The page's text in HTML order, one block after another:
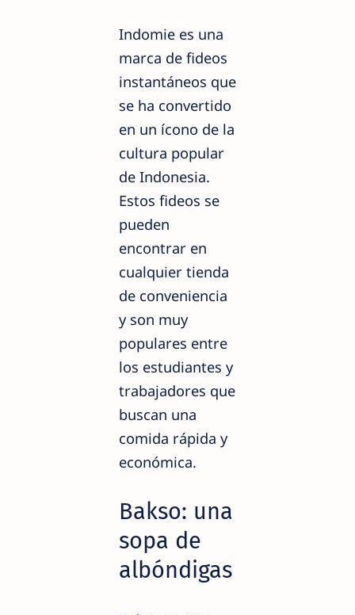
Indomie es una
marca de fideos
instantáneos que
se ha convertido
en un ícono de la
cultura popular
de Indonesia.
Estos fideos se
pueden
encontrar en
cualquier tienda
de conveniencia
y son muy
populares entre
los estudiantes y
trabajadores que
buscan una
comida rápida y
económica.
Bakso: una
sopa de
albóndigas